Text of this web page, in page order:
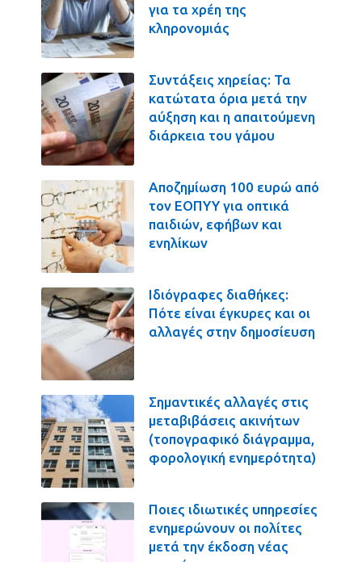
για τα χρέη της
κληρονομιάς
Συντάξεις χηρείας: Τα
κατώτατα όρια μετά την
αύξηση και η απαιτούμενη
διάρκεια του γάμου
Αποζημίωση 100 ευρώ από
τον ΕΟΠΥΥ για οπτικά
παιδιών, εφήβων και
ενηλίκων
Ιδιόγραφες διαθήκες:
Πότε είναι έγκυρες και οι
αλλαγές στην δημοσίευση
Σημαντικές αλλαγές στις
μεταβιβάσεις ακινήτων
(τοπογραφικό διάγραμμα,
φορολογική ενημερότητα)
Ποιες ιδιωτικές υπηρεσίες
ενημερώνουν οι πολίτες
μετά την έκδοση νέας